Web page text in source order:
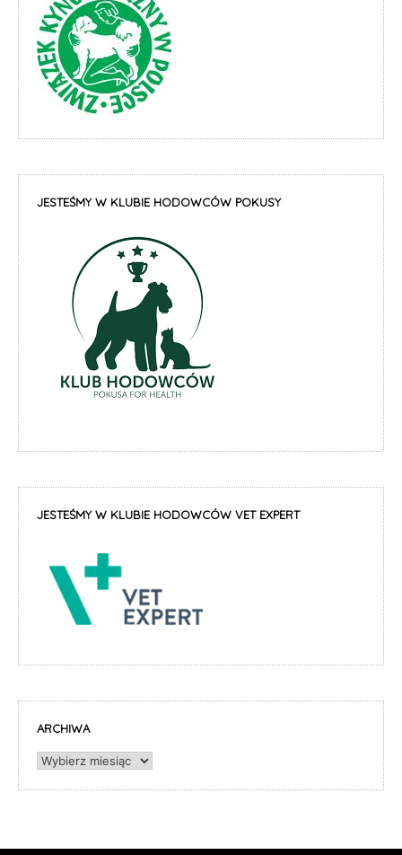
JESTEŚMY W KLUBIE HODOWCÓW POKUSY
JESTEŚMY W KLUBIE HODOWCÓW VET EXPERT
ARCHIWA
Archiwa